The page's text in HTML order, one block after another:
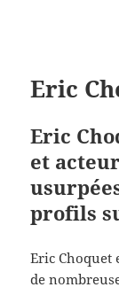
Eric
Eric
et
profils
Eric
de